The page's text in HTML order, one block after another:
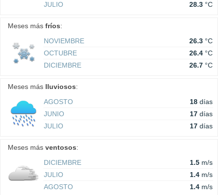
JULIO
28.3 °C
Meses más fríos:
NOVIEMBRE
26.3 °C
OCTUBRE
26.4 °C
DICIEMBRE
26.7 °C
Meses más lluviosos:
AGOSTO
18 días
JUNIO
17 días
JULIO
17 días
Meses más ventosos:
DICIEMBRE
1.5 m/s
JULIO
1.4 m/s
AGOSTO
1.4 m/s